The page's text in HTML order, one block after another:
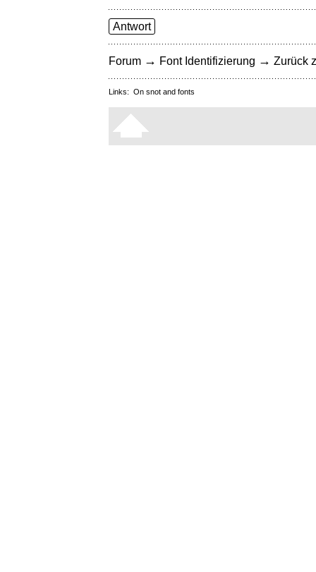
Antwort
Forum → Font Identifizierung → Zurück
Links: On snot and fonts